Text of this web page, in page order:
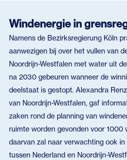
Windenergie in
Namens de Bezirksregierung Köln
aanwezigen bij over het vullen van
Noordrijn-Westfalen met water uit
na 2030 gebeuren wanneer de
deelstaat is gestopt. Alexandra
van Noordrijn-Westfalen, gaf
zaken rond de planning van
ruimte worden gevonden voor 1000
daarvan zal naar verwachting ook
tussen Nederland en Noordrijn-